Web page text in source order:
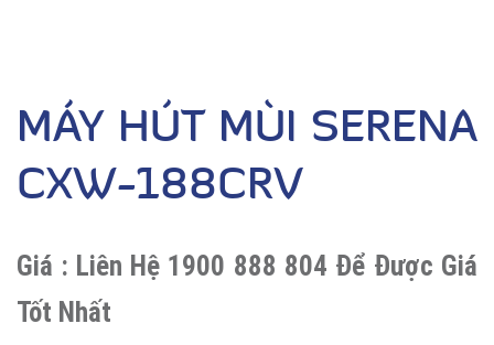
MÁY HÚT MÙI SERENA
CXW-188CRV
Giá : Liên Hệ 1900 888 804 Để Được Giá
Tốt Nhất